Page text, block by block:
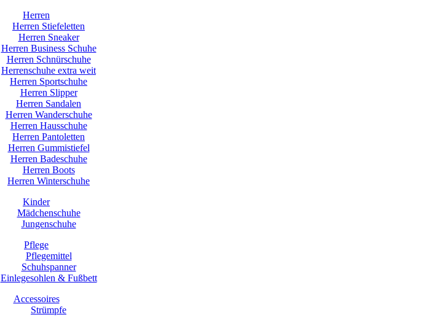
Herren
Herren Stiefeletten
Herren Sneaker
Herren Business Schuhe
Herren Schnürschuhe
Herrenschuhe extra weit
Herren Sportschuhe
Herren Slipper
Herren Sandalen
Herren Wanderschuhe
Herren Hausschuhe
Herren Pantoletten
Herren Gummistiefel
Herren Badeschuhe
Herren Boots
Herren Winterschuhe
Kinder
Mädchenschuhe
Jungenschuhe
Pflege
Pflegemittel
Schuhspanner
Einlegesohlen & Fußbett
Accessoires
Strümpfe